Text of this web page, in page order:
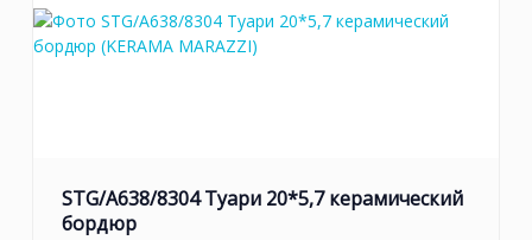
STG/A638/8304 Туари 20*5,7 керамический
бордюр